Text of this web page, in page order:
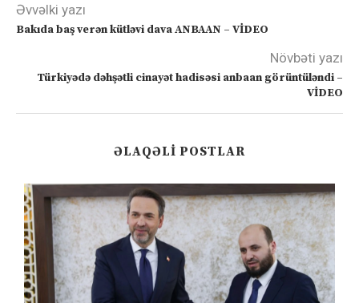
Əvvəlki yazı
Bakıda baş verən kütləvi dava ANBAAN – VİDEO
Növbəti yazı
Türkiyədə dəhşətli cinayət hadisəsi anbaan görüntüləndi –
VİDEO
ƏLAQƏLI POSTLAR